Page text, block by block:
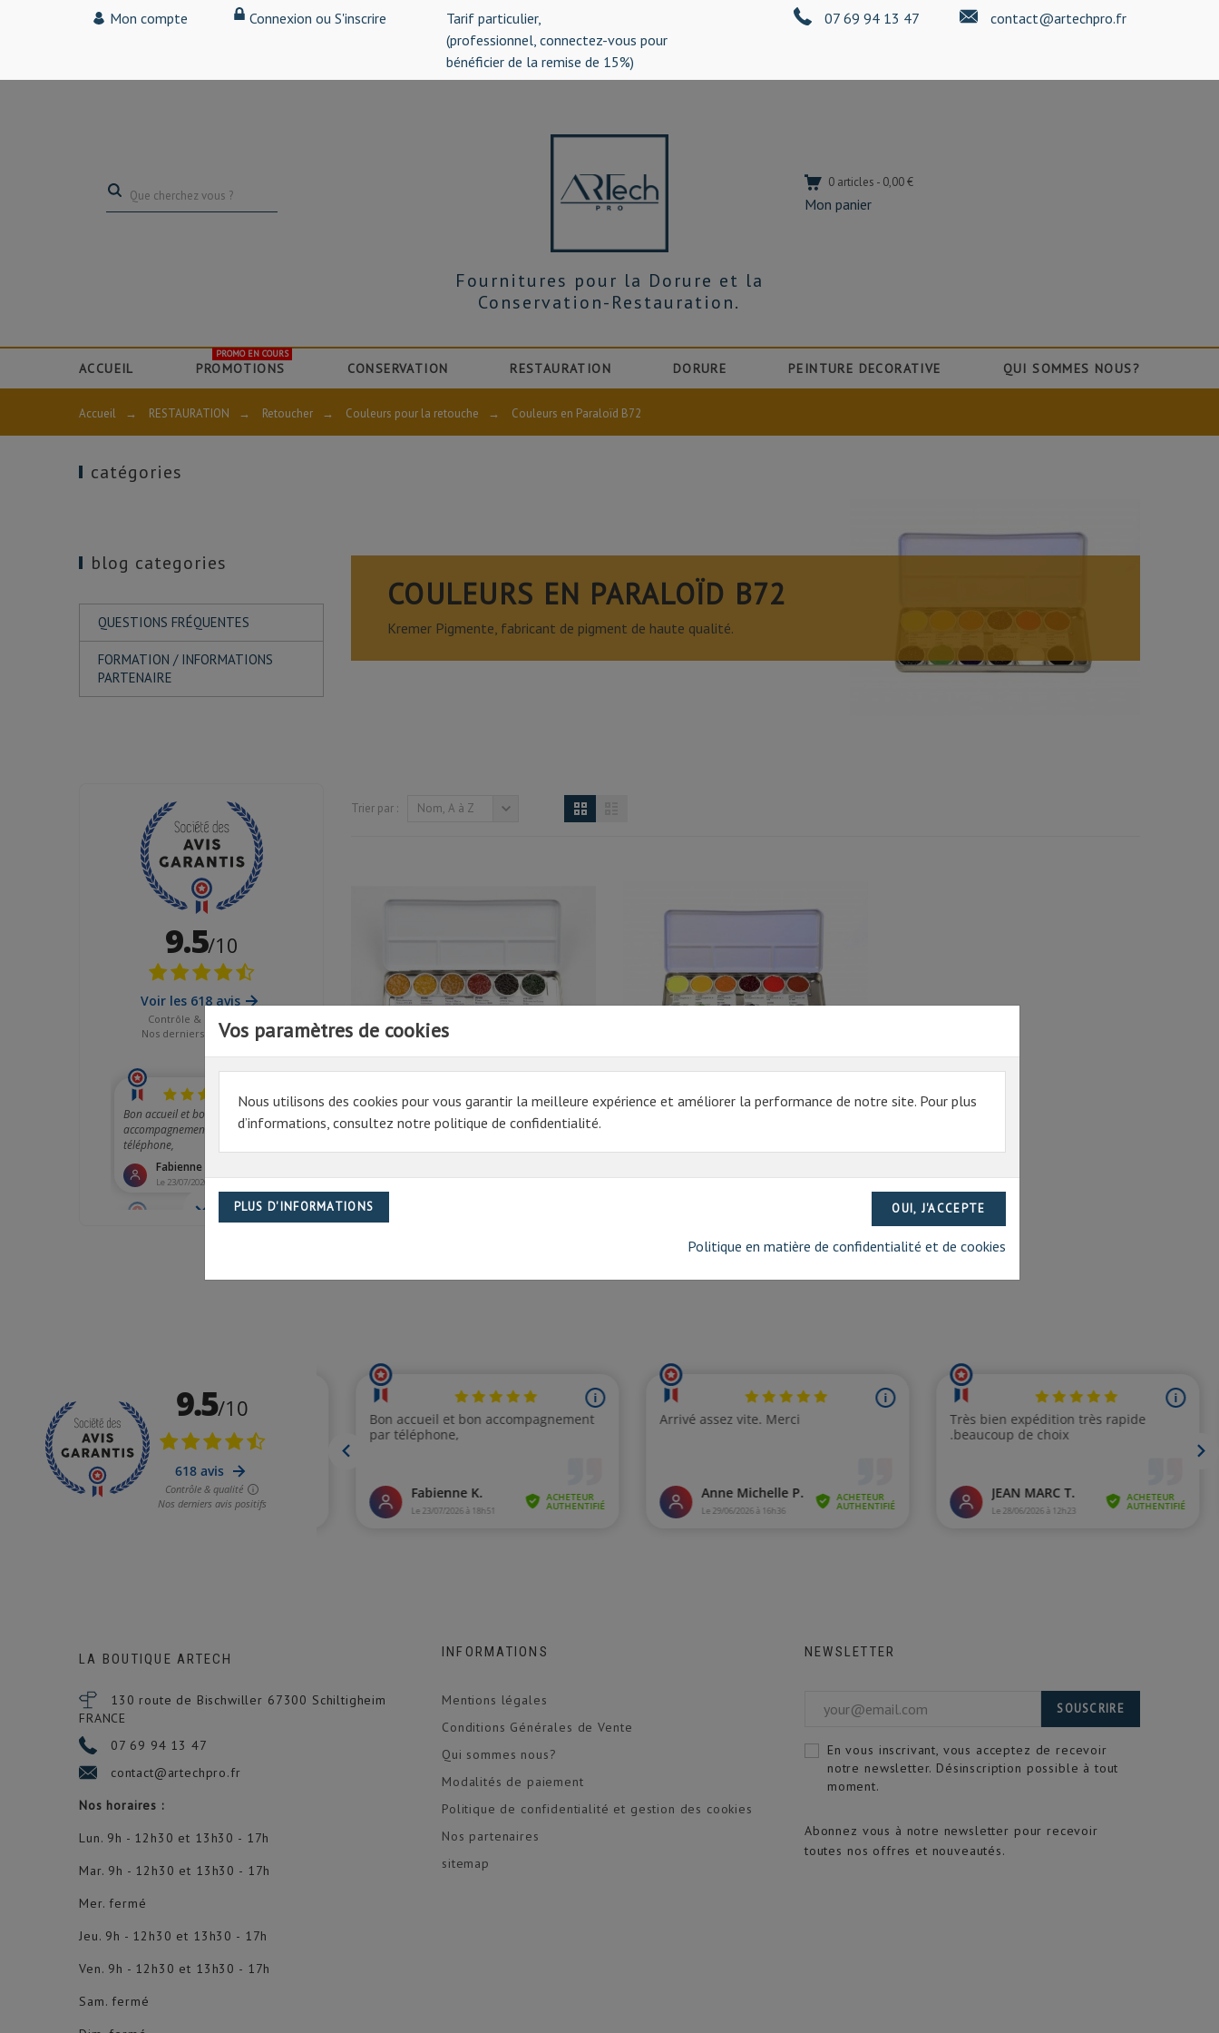
Mon compte Connexion ou S'inscrire
Tarif particulier,
(professionnel, connectez-vous pour
bénéficier de la remise de 15%)
07 69 94 13 47 contact@artechpro.fr
0 articles - 0,00 €
Mon panier
Fournitures pour la Dorure et la
Conservation-Restauration.
ACCUEIL PROMOTIONS
PROMO EN COURS
CONSERVATION RESTAURATION DORURE PEINTURE DECORATIVE QUI SOMMES NOUS?
Vos paramètres de cookies
Nous utilisons des cookies pour vous garantir la meilleure expérience et améliorer la performance de notre site. Pour plus
d’informations, consultez notre politique de confidentialité.
Politique en matière de confidentialité et de cookies
Accueil → RESTAURATION → Retoucher → Couleurs pour la retouche → Couleurs en Paraloïd B72
catégories
blog categories
QUESTIONS FRÉQUENTES
FORMATION / INFORMATIONS
PARTENAIRE
COULEURS EN PARALOÏD B72
Kremer Pigmente, fabricant de pigment de haute qualité.
Trier par : Nom, A à Z
SET KREMER - RETOUCHE EN PARALOID
B72 - VAN EYCK 2, AVEC SPINELLE NOIR
99.24€ HT
SET KREMER | COULEUR DE RETOUCHE
Prix
LA BOUTIQUE ARTECH
130 route de Bischwiller 67300 Schiltigheim
FRANCE
07 69 94 13 47
contact@artechpro.fr
Nos horaires :
Lun. 9h - 12h30 et 13h30 - 17h
Mar. 9h - 12h30 et 13h30 - 17h
Mer. fermé
Jeu. 9h - 12h30 et 13h30 - 17h
Ven. 9h - 12h30 et 13h30 - 17h
Sam. fermé
INFORMATIONS
Mentions légales
Conditions Générales de Vente
Qui sommes nous?
Modalités de paiement
Politique de confidentialité et gestion des cookies
Nos partenaires
sitemap
NEWSLETTER
Abonnez vous à notre newsletter pour recevoir
toutes nos offres et nouveautés.
SOUSCRIRE
En vous inscrivant, vous acceptez de recevoir
notre newsletter. Désinscription possible à tout
moment.